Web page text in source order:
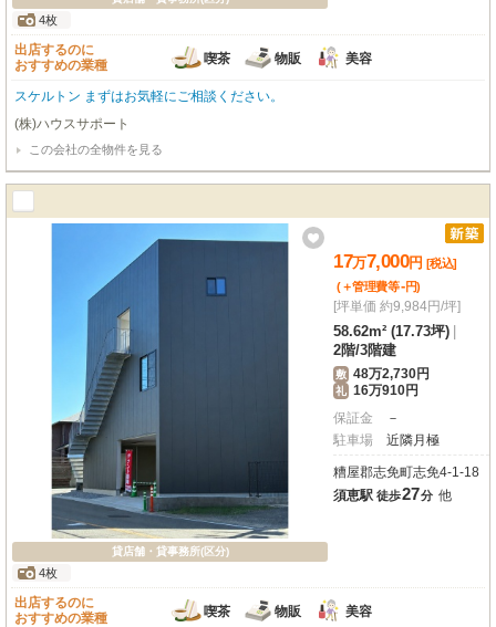
4枚
出店するのに
おすすめの業種
喫茶 物販 美容
スケルトン まずはお気軽にご相談ください。
(株)ハウスサポート
この会社の全物件を見る
貸店舗・貸事務所(区分)
4枚
17万7,000円 [税込]
(＋管理費等-円)
[坪単価 約9,984円/坪]
58.62m² (17.73坪)
2階/3階建
敷 48万2,730円
礼 16万910円
保証金
－
駐車場
近隣月極
糟屋郡志免町志免4-1-18
須恵駅 徒歩27分 他
出店するのに
おすすめの業種
喫茶 物販 美容